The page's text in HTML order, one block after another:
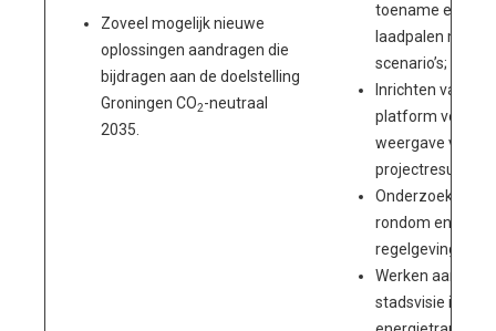
Zoveel mogelijk nieuwe
oplossingen aandragen die
bijdragen aan de doelstelling
Groningen CO2-neutraal
2035.
toename
laadpalen met
scenario’s;
Inrichten van
platform voor de
weergave van de
Onderzoek
rondom energie
regelgeving;
Werken aan een
stadsvisie in